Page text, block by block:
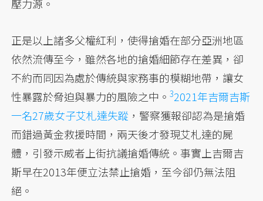
壓力源。
正是以上諸多父權紅利，使得搶婚在部分亞洲地區
依然流傳至今，雖然各地的搶婚細節存在差異，卻
不約而同因為處於傳統與家務事的模糊地帶，讓女
性暴露於脅迫與暴力的風險之中。32021年吉爾吉斯
一名27歲女子艾札達失蹤 ，警察獲報卻認為是搶婚
而錯過黃金救援時間，兩天後才發現艾札達的屍
體，引發示威者上街抗議搶婚傳統。事實上吉爾吉
斯早在2013年便立法禁止搶婚，至今卻仍無法阻
絕。